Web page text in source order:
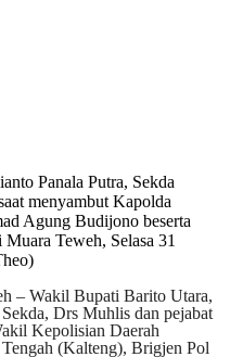
Panala Putra, Sekda
menyambut Kapolda
Agung Budijono beserta
Teweh, Selasa 31
– Wakil Bupati Barito Utara,
Drs Muhlis dan pejabat
Kepolisian Daerah
(Kalteng), Brigjen Pol